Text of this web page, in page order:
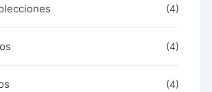
(4)
(4)
(4)